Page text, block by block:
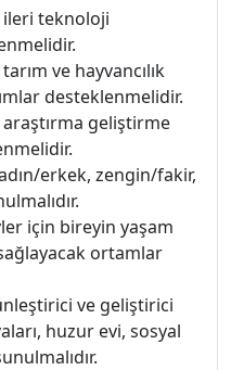
ileri teknoloji
ve hayvancılık
desteklenmelidir.
geliştirme
erkek, zengin/fakir,
için bireyin yaşam
ortamlar
ve geliştirici
huzur evi, sosyal